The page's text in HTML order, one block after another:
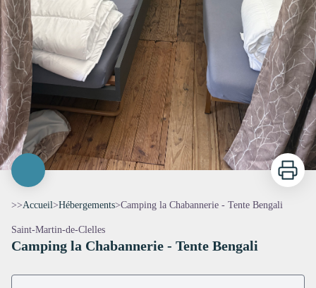
Imprimer
>>Accueil>Hébergements>Camping la Chabannerie - Tente Bengali
Saint-Martin-de-Clelles
Camping la Chabannerie - Tente Bengali